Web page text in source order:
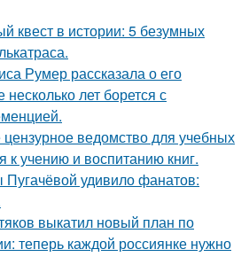
квест в истории: 5 безумных
Румер рассказала о его
лет борется с
ведомство для учебных
к учению и воспитанию книг.
удивило фанатов:
выкатил новый план по
теперь каждой россиянке нужно